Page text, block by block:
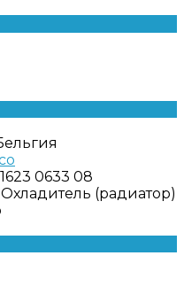
1623 0633 08
Охладитель (радиатор)